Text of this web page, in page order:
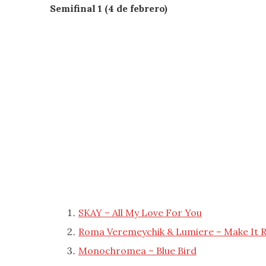
Semifinal 1 (4 de febrero)
SKAY – All My Love For You
Roma Veremeychik & Lumiere – Make It
Monochromea – Blue Bird